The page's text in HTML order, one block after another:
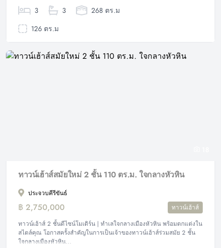
3 3
268 ตร.ม
126 ตร.ม
ทาวน์เฮ้าส์สมัยใหม่ 2 ชั้น 110 ตร.ม. ใจกลางหัวหิน
ประจวบคีรีขันธ์
฿ 2,750,000
ทาวน์เฮ้าส์
ทาวน์เฮ้าส์ 2 ชั้นดีไซน์โมเดิร์น | ทำเลใจกลางเมืองหัวหิน พร้อมตกแต่งใน
สไตล์คุณ โอกาสครั้งสำคัญในการเป็นเจ้าของทาวน์เฮ้าส์ร่วมสมัย 2 ชั้น
ใจกลางเมืองหัวหิน...